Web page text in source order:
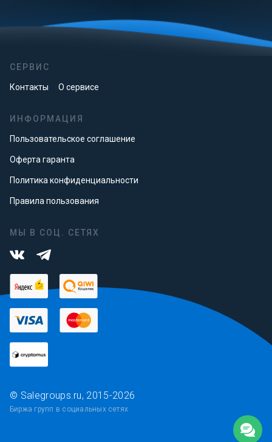
СЕРВИС
Контакты О сервисе
ИНФОРМАЦИЯ
Пользовательское соглашение
Оферта гаранта
Политика конфиденциальности
Правила пользования
МЫ В СОЦ. СЕТЯХ
© Salegroups.ru, 2015-2026
Биржа групп в социальных сетях